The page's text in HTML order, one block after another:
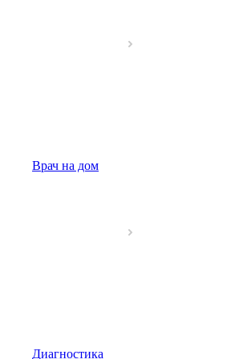
Врач на дом
Диагностика